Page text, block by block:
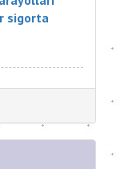
sigorta